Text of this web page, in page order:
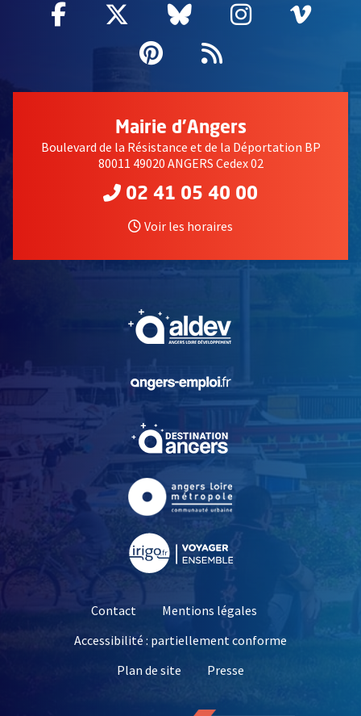
Facebook
, Ouvre une nouvelle fenêtre
Twitter
, Ouvre une nouvelle
Bluesky
, Ouvre une
Instagram
, Ouvre
,
Pinterest
, Ouvre une
Flux RSS
Mairie d'Angers
Boulevard de la Résistance et de la Déportation BP
80011 49020 ANGERS Cedex 02
02 41 05 40 00
Voir les horaires
, Ouvre une nouvelle
, Ouvre une nouvelle
Contact
Mentions légales
Accessibilité : partiellement conforme
Plan de site
Presse